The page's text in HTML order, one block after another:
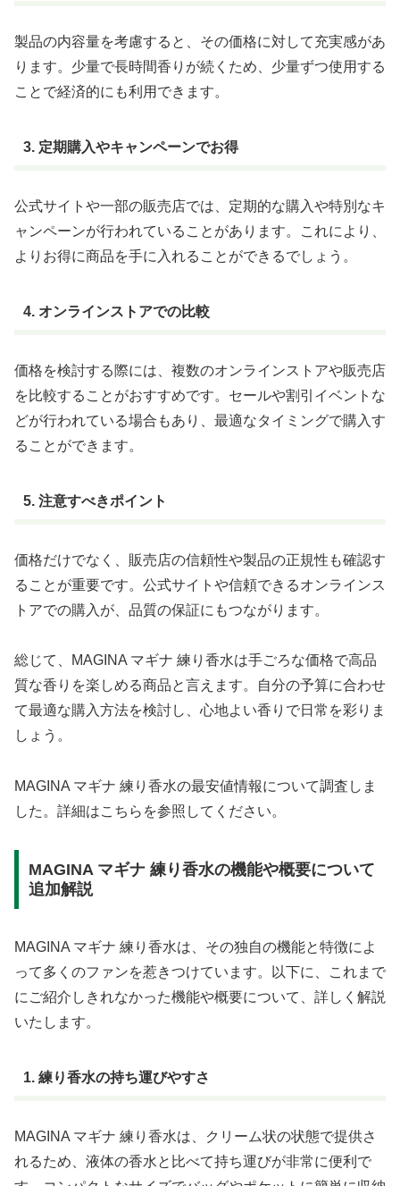
製品の内容量を考慮すると、その価格に対して充実感があ
ります。少量で長時間香りが続くため、少量ずつ使用する
ことで経済的にも利用できます。
3. 定期購入やキャンペーンでお得
公式サイトや一部の販売店では、定期的な購入や特別なキ
ャンペーンが行われていることがあります。これにより、
よりお得に商品を手に入れることができるでしょう。
4. オンラインストアでの比較
価格を検討する際には、複数のオンラインストアや販売店
を比較することがおすすめです。セールや割引イベントな
どが行われている場合もあり、最適なタイミングで購入す
ることができます。
5. 注意すべきポイント
価格だけでなく、販売店の信頼性や製品の正規性も確認す
ることが重要です。公式サイトや信頼できるオンラインス
トアでの購入が、品質の保証にもつながります。
総じて、MAGINA マギナ 練り香水は手ごろな価格で高品
質な香りを楽しめる商品と言えます。自分の予算に合わせ
て最適な購入方法を検討し、心地よい香りで日常を彩りま
しょう。
MAGINA マギナ 練り香水の最安値情報について調査しま
した。詳細はこちらを参照してください。
MAGINA マギナ 練り香水の機能や概要について
追加解説
MAGINA マギナ 練り香水は、その独自の機能と特徴によ
って多くのファンを惹きつけています。以下に、これまで
にご紹介しきれなかった機能や概要について、詳しく解説
いたします。
1. 練り香水の持ち運びやすさ
MAGINA マギナ 練り香水は、クリーム状の状態で提供さ
れるため、液体の香水と比べて持ち運びが非常に便利で